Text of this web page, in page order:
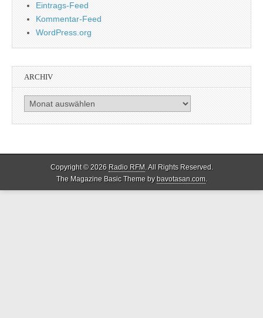
Eintrags-Feed
Kommentar-Feed
WordPress.org
ARCHIV
Archiv
Copyright © 2026 Radio RFM. All Rights Reserved.
The Magazine Basic Theme bybavotasan.com.